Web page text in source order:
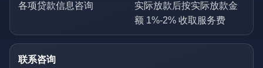
各项贷款信息咨询
实际放款后按实际放款金
额 1%-2% 收取服务费
联系咨询